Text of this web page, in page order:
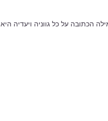
המילה הכתובה על כל גווניה ויעדיה היא